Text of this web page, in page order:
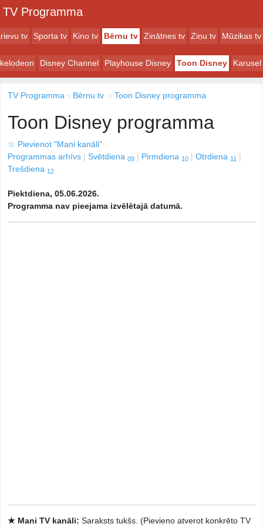
TV Programma
tv Sporta tv Kino tv Bērnu tv Zinātnes tv Ziņu tv Mūzikas tv
Disney Channel Playhouse Disney Toon Disney Karusel
TV Programma Bērnu tv Toon Disney programma
Toon Disney programma
☆ Pievienot "Mani kanāli"
Programmas arhīvs
Svētdiena 09 Pirmdiena 10 Otrdiena 11
Trešdiena 12
Piektdiena, 05.06.2026.
Programma nav pieejama izvēlētajā datumā.
★ Mani TV kanāli: Saraksts tukšs. (Pievieno atverot konkrēto TV